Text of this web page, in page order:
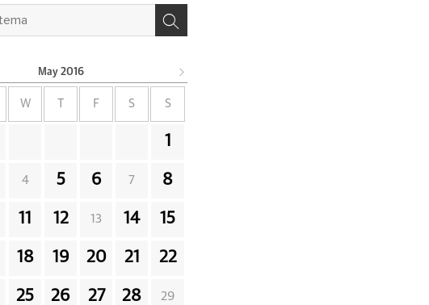
May 2016
W F S S
1
4 5 6 7 8
11 12 13 14 15
18 19 20 21 22
25 26 27 28 29